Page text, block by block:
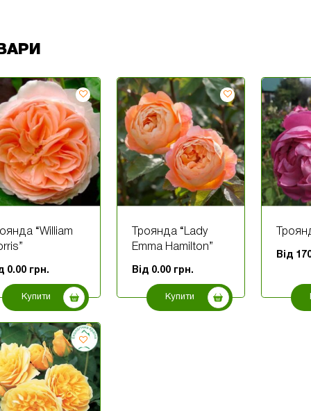
“William
0.00 грн.
Купити
Троянда “Lady
Emma Hamilton”
Від 0.00 грн.
Купити
Від